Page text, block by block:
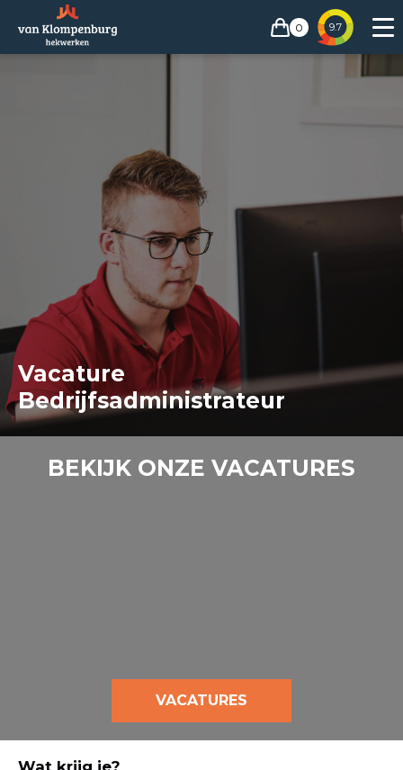
0 9.7
Vacature
Bedrijfsadministrateur
BEKIJK ONZE VACATURES
VACATURES